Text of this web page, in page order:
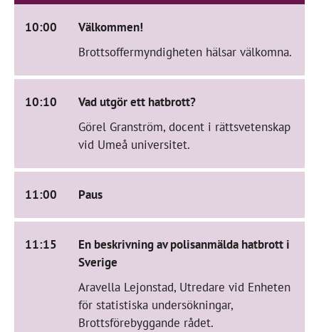
10:00
Välkommen!
Brottsoffermyndigheten hälsar välkomna.
10:10
Vad utgör ett hatbrott?
Görel Granström, docent i rättsvetenskap
vid Umeå universitet.
11:00 Paus
11:15
En beskrivning av polisanmälda hatbrott i
Sverige
Aravella Lejonstad, Utredare vid Enheten
för statistiska undersökningar,
Brottsförebyggande rådet.